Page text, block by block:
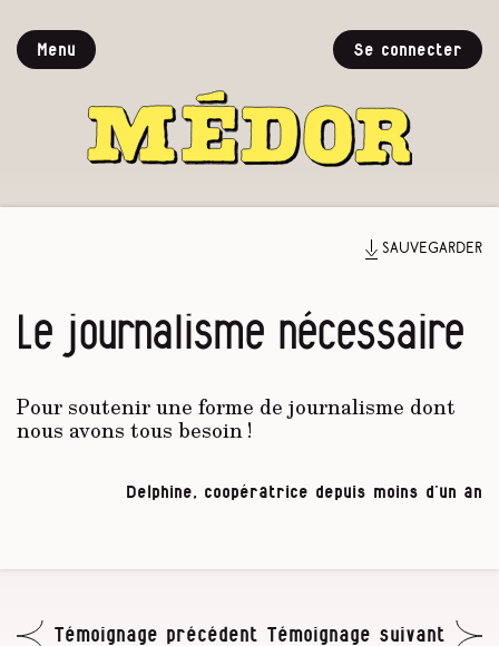
Menu Se connecter
Sauvegarder
Le journalisme nécessaire
Pour soutenir une forme de journalisme dont
nous avons tous besoin !
Delphine, coopératrice depuis moins d’un an
Témoignage précédent Témoignage suivant